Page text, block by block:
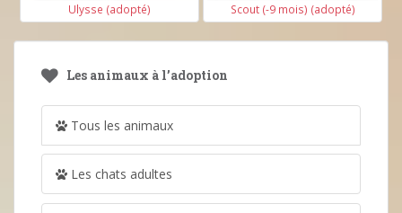
Ulysse (adopté) Scout (-9 mois) (adopté)
Les animaux à l’adoption
Tous les animaux
Les chats adultes